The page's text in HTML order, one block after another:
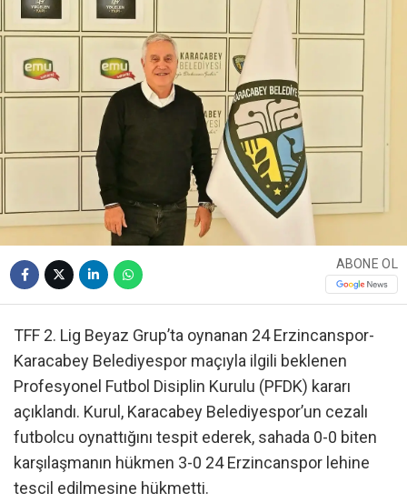
ABONE OL
TFF 2. Lig Beyaz Grup’ta oynanan 24 Erzincanspor-
Karacabey Belediyespor maçıyla ilgili beklenen
Profesyonel Futbol Disiplin Kurulu (PFDK) kararı
açıklandı. Kurul, Karacabey Belediyespor’un cezalı
futbolcu oynattığını tespit ederek, sahada 0-0 biten
karşılaşmanın hükmen 3-0 24 Erzincanspor lehine
tescil edilmesine hükmetti.